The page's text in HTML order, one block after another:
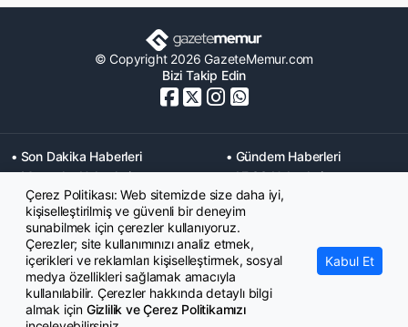
© Copyright 2026 GazeteMemur.com
Bizi Takip Edin
• Son Dakika Haberleri
• Gündem Haberleri
• Memurlar Haberleri
• KPSS Haberleri
• Ekonomi Haberleri
• Eğitim Haberleri
• Yaşam Haberleri
• Maaş Verileri Haberleri
• Mahkeme Kararları
Haberleri
Çerez Politikası: Web sitemizde size daha iyi,
kişiselleştirilmiş ve güvenli bir deneyim
sunabilmek için çerezler kullanıyoruz.
Çerezler; site kullanımınızı analiz etmek,
içerikleri ve reklamları kişiselleştirmek, sosyal
medya özellikleri sağlamak amacıyla
kullanılabilir. Çerezler hakkında detaylı bilgi
almak için Gizlilik ve Çerez Politikamızı
Kabul Et